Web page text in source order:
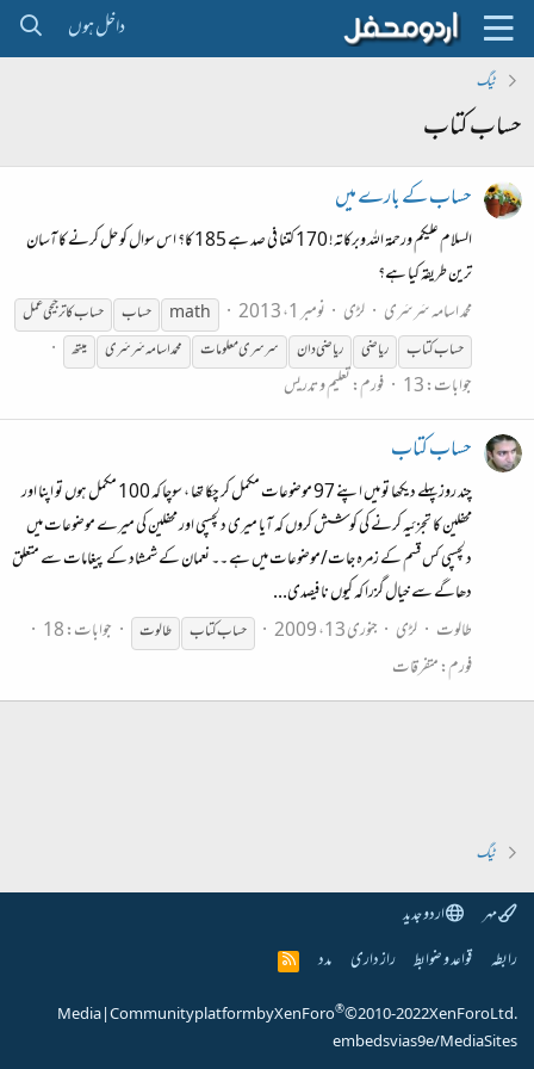
داخل ہوں
ٹیگ
حساب کتاب
حساب کے بارے میں
السلام علیکم ورحمۃ اللہ وبرکاتہ! 170 کتنا فی صد ہے 185 کا؟ اس سوال کو حل کرنے کا آسان
ترین طریقہ کیا ہے؟
محمد اسامہ سَرسَری
لڑی نومبر 1، 2013 math حساب حسابکا ترجیحی عمل
حسابکتاب ریاضی ریاضی دان سرسری معلومات محمد اسامہ سَرسَری میتھ
جوابات: 13 فورم:تعلیم و تدریس
حساب کتاب
چند روز پہلے دیکھا تو میں اپنے 97 موضوعات مکمل کر چکا تھا ، سوچا کہ 100 مکمل ہوں تو اپنا اور
محفلین کا تجزئیہ کرنے کی کوشش کروں کہ آیا میری دلچسپی اور محفلین کی میرے موضوعات میں
دلچسپی کس قسم کے زمرہ جات/موضوعات میں ہے ۔۔ نعمان کے شمشاد کے پیغامات سے متعلق
دھاگے سے خیال گزرا کہ کیوں نا فیصدی...
طالوت
لڑی جنوری 13، 2009 حسابکتاب طالوت
جوابات: 18
فورم:متفرقات
ٹیگ
مہر
اردو جدید
رابطہ قواعد و ضوابط راز داری مدد
R
S
Community platform by XenForo®© 2010-2022 XenForo Ltd.
|
Media
embeds via s9e/MediaSites